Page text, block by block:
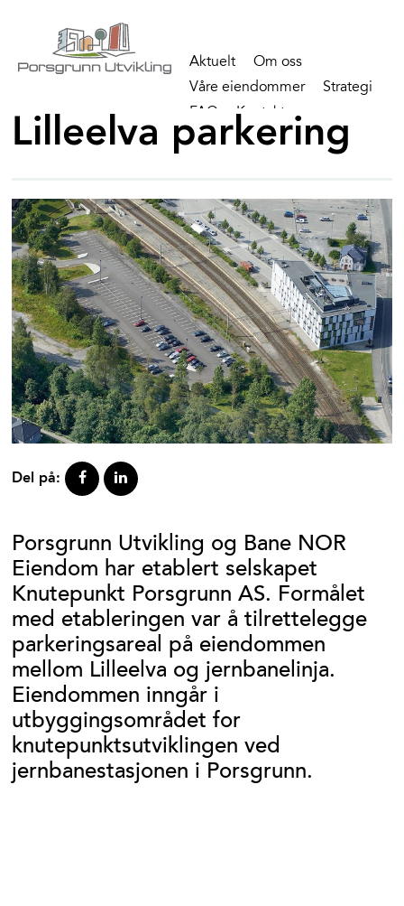
Aktuelt
Om oss
Våre eiendommer
Strategi
FAQ
Kontakt
Lilleelva parkering
Del på:
Porsgrunn Utvikling og Bane NOR
Eiendom har etablert selskapet
Knutepunkt Porsgrunn AS. Formålet
med etableringen var å tilrettelegge
parkeringsareal på eiendommen
mellom Lilleelva og jernbanelinja.
Eiendommen inngår i
utbyggingsområdet for
knutepunktsutviklingen ved
jernbanestasjonen i Porsgrunn.